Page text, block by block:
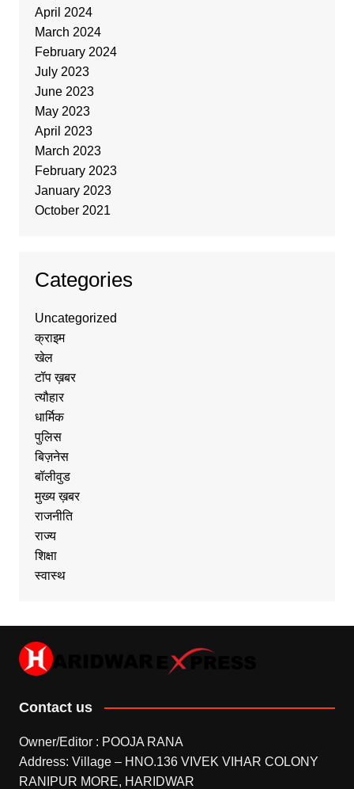
April 2024
March 2024
February 2024
July 2023
June 2023
May 2023
April 2023
March 2023
February 2023
January 2023
October 2021
Categories
Uncategorized
क्राइम
खेल
टॉप ख़बर
त्यौहार
धार्मिक
पुलिस
बिज़नेस
बॉलीवुड
मुख्य ख़बर
राजनीति
राज्य
शिक्षा
स्वास्थ
Contact us
Owner/Editor : POOJA RANA
Address: Village – HNO.136 VIVEK VIHAR COLONY
RANIPUR MORE, HARIDWAR